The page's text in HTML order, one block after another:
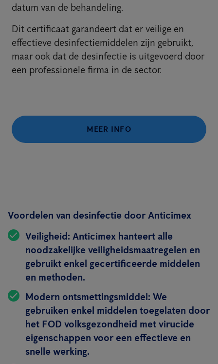
datum van de behandeling.
Dit certificaat garandeert dat er veilige en
effectieve desinfectiemiddelen zijn gebruikt,
maar ook dat de desinfectie is uitgevoerd door
een professionele firma in de sector.
MEER INFO
Voordelen van desinfectie door Anticimex
Veiligheid: Anticimex hanteert alle
noodzakelijke veiligheidsmaatregelen en
gebruikt enkel gecertificeerde middelen
en methoden.
Modern ontsmettingsmiddel: We
gebruiken enkel middelen toegelaten door
het FOD volksgezondheid met virucide
eigenschappen voor een effectieve en
snelle werking.